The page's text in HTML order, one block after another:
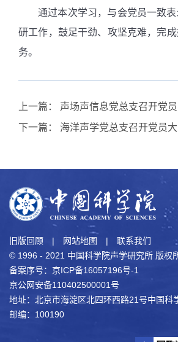
通过本次学习，与会党员一致
研工作，鼓足干劲、攻坚克难，完
务。
上一篇：
声场声信息党总支召开党
下一篇：
海洋声学党总支召开党员
旧版回顾 | 网站地图 |
联系我们
© 1996 - 2021 中国科学院声学研究所 版权
备案序号：京ICP备16057196号-1
京公网安备110402500001号
地址：北京市海淀区北四环西路21号中国科
邮编：100190